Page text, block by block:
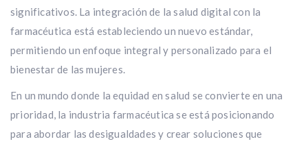
significativos. La integración de la salud digital con la
farmacéutica está estableciendo un nuevo estándar,
permitiendo un enfoque integral y personalizado para el
bienestar de las mujeres.
En un mundo donde la equidad en salud se convierte en una
prioridad, la industria farmacéutica se está posicionando
para abordar las desigualdades y crear soluciones que